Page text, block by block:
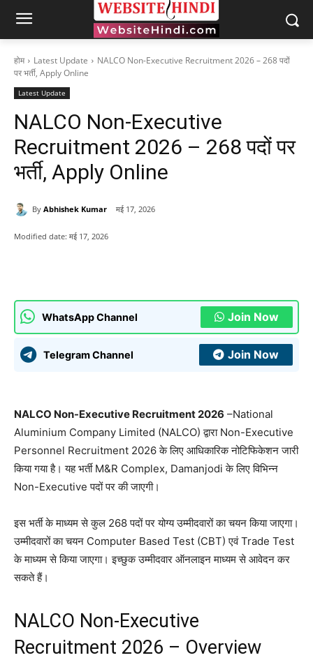
होम Latest Update
NALCO Non-Executive Recruitment 2026 – 268 पदों
पर भर्ती, Apply Online
Latest Update
NALCO Non-Executive
Recruitment 2026 – 268 पदों पर
भर्ती, Apply Online
By Abhishek Kumar मई 17, 2026
Modified date: मई 17, 2026
WhatsApp Channel Join Now
Telegram Channel Join Now
NALCO Non-Executive Recruitment 2026 –National
Aluminium Company Limited (NALCO) द्वारा Non-Executive
Personnel Recruitment 2026 के लिए आधिकारिक नोटिफिकेशन जारी
किया गया है। यह भर्ती M&R Complex, Damanjodi के लिए विभिन्न
Non-Executive पदों पर की जाएगी।
इस भर्ती के माध्यम से कुल 268 पदों पर योग्य उम्मीदवारों का चयन किया जाएगा।
उम्मीदवारों का चयन Computer Based Test (CBT) एवं Trade Test
के माध्यम से किया जाएगा। इच्छुक उम्मीदवार ऑनलाइन माध्यम से आवेदन कर
सकते हैं।
NALCO Non-Executive
Recruitment 2026 – Overview